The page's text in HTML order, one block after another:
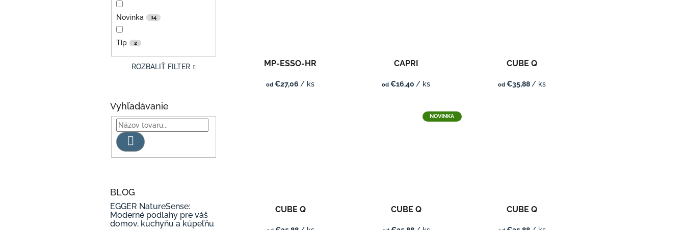
Novinka 14
Tip 2
ROZBALIŤ FILTER
Vyhľadávanie
Hľadať
BLOG
EGGER NatureSense:
Moderné podlahy pre váš
domov, kuchyňu a kúpeľňu
MP-ESSO-HR
od €27,06 / ks
CAPRI
od €16,40 / ks
CUBE Q
od €35,88 / ks
CUBE Q
NOVINKA
CUBE Q CUBE Q